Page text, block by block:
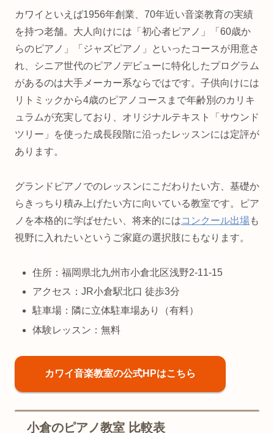
カワイといえば1956年創業、70年近い音楽教育の実績
を持つ老舗。大人向けには「初心者ピアノ」「60歳か
らのピアノ」「ジャズピアノ」といったコースが用意さ
れ、シニア世代のピアノデビューに特化したプログラム
があるのは大手メーカー系ならではです。子供向けには
リトミックから4歳のピアノコースまで年齢別のカリキ
ュラムが充実しており、オリジナルテキスト「サウンド
ツリー」を使った成長段階に沿ったレッスンには定評が
あります。
グランドピアノでのレッスンにこだわりたい方、基礎か
らきっちり積み上げたい方に向いている教室です。ピア
ノを本格的に学ばせたい、将来的にはコンクール出場も
視野に入れたいというご家庭の選択肢にもなります。
住所：福岡県北九州市小倉北区浅野2-11-15
アクセス：JR小倉駅北口 徒歩3分
駐車場：隣に立体駐車場あり（有料）
体験レッスン：無料
カワイ音楽教室の公式HPはこちら
小倉のピアノ教室 比較表